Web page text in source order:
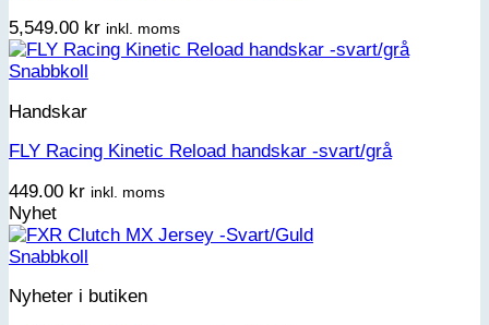
5,549.00 kr inkl. moms
Snabbkoll
Handskar
FLY Racing Kinetic Reload handskar -svart/grå
449.00 kr inkl. moms
Nyhet
Snabbkoll
Nyheter i butiken